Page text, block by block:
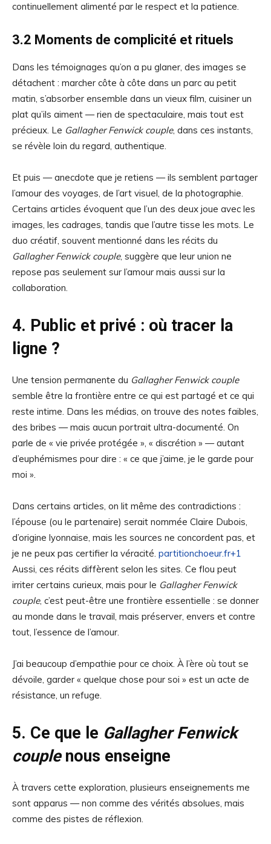
continuellement alimenté par le respect et la patience.
3.2 Moments de complicité et rituels
Dans les témoignages qu’on a pu glaner, des images se
détachent : marcher côte à côte dans un parc au petit
matin, s’absorber ensemble dans un vieux film, cuisiner un
plat qu’ils aiment — rien de spectaculaire, mais tout est
précieux. Le Gallagher Fenwick couple, dans ces instants,
se révèle loin du regard, authentique.
Et puis — anecdote que je retiens — ils semblent partager
l’amour des voyages, de l’art visuel, de la photographie.
Certains articles évoquent que l’un des deux joue avec les
images, les cadrages, tandis que l’autre tisse les mots. Le
duo créatif, souvent mentionné dans les récits du
Gallagher Fenwick couple, suggère que leur union ne
repose pas seulement sur l’amour mais aussi sur la
collaboration.
4. Public et privé : où tracer la
ligne ?
Une tension permanente du Gallagher Fenwick couple
semble être la frontière entre ce qui est partagé et ce qui
reste intime. Dans les médias, on trouve des notes faibles,
des bribes — mais aucun portrait ultra-documenté. On
parle de « vie privée protégée », « discrétion » — autant
d’euphémismes pour dire : « ce que j’aime, je le garde pour
moi ».
Dans certains articles, on lit même des contradictions :
l’épouse (ou le partenaire) serait nommée Claire Dubois,
d’origine lyonnaise, mais les sources ne concordent pas, et
je ne peux pas certifier la véracité. partitionchoeur.fr+1
Aussi, ces récits diffèrent selon les sites. Ce flou peut
irriter certains curieux, mais pour le Gallagher Fenwick
couple, c’est peut-être une frontière essentielle : se donner
au monde dans le travail, mais préserver, envers et contre
tout, l’essence de l’amour.
J’ai beaucoup d’empathie pour ce choix. À l’ère où tout se
dévoile, garder « quelque chose pour soi » est un acte de
résistance, un refuge.
5. Ce que le Gallagher Fenwick
couplenous enseigne
À travers cette exploration, plusieurs enseignements me
sont apparus — non comme des vérités absolues, mais
comme des pistes de réflexion.